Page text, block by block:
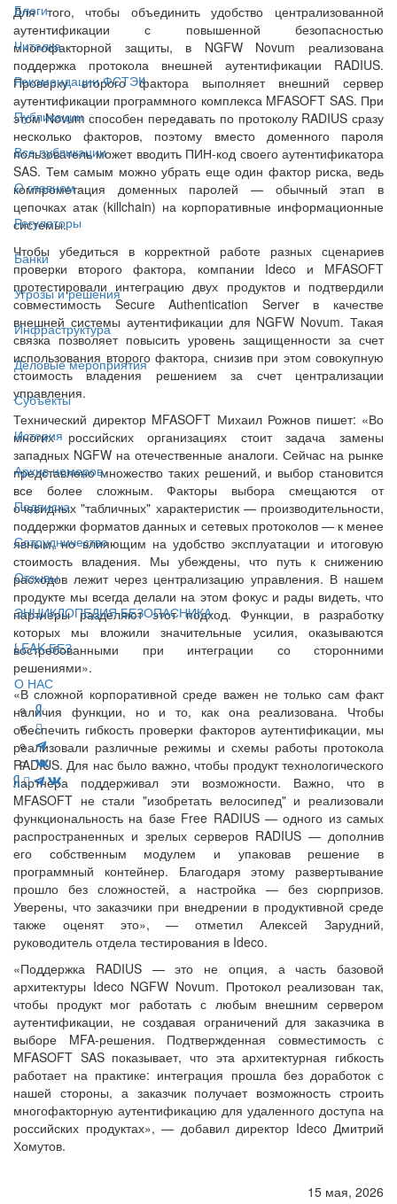
Блоги
Читалка
Рекомендации ФСТЭК
Публикации
Все публикации
О главном
Регуляторы
Банки
Угрозы и решения
Инфраструктура
Деловые мероприятия
Субъекты
История
Архив номеров
Подписка
Сотрудничество
Отзывы
ЭНЦИКЛОПЕДИЯ БЕЗОПАСНИКА
LEAK-БЕЗ
О НАС
Для того, чтобы объединить удобство централизованной
аутентификации с повышенной безопасностью
многофакторной защиты, в NGFW Novum реализована
поддержка протокола внешней аутентификации RADIUS.
Проверку второго фактора выполняет внешний сервер
аутентификации программного комплекса MFASOFT SAS. При
этом Novum способен передавать по протоколу RADIUS сразу
несколько факторов, поэтому вместо доменного пароля
пользователь может вводить ПИН-код своего аутентификатора
SAS. Тем самым можно убрать еще один фактор риска, ведь
компрометация доменных паролей — обычный этап в
цепочках атак (killchain) на корпоративные информационные
системы.
Чтобы убедиться в корректной работе разных сценариев
проверки второго фактора, компании Ideco и MFASOFT
протестировали интеграцию двух продуктов и подтвердили
совместимость Secure Authentication Server в качестве
внешней системы аутентификации для NGFW Novum. Такая
связка позволяет повысить уровень защищенности за счет
использования второго фактора, снизив при этом совокупную
стоимость владения решением за счет централизации
управления.
Технический директор MFASOFT Михаил Рожнов пишет: «Во
многих российских организациях стоит задача замены
западных NGFW на отечественные аналоги. Сейчас на рынке
представлено множество таких решений, и выбор становится
все более сложным. Факторы выбора смещаются от
очевидных "табличных" характеристик — производительности,
поддержки форматов данных и сетевых протоколов — к менее
явным, но влияющим на удобство эксплуатации и итоговую
стоимость владения. Мы убеждены, что путь к снижению
расходов лежит через централизацию управления. В нашем
продукте мы всегда делали на этом фокус и рады видеть, что
партнеры разделяют этот подход. Функции, в разработку
которых мы вложили значительные усилия, оказываются
востребованными при интеграции со сторонними
решениями».
«В сложной корпоративной среде важен не только сам факт
наличия функции, но и то, как она реализована. Чтобы
обеспечить гибкость проверки факторов аутентификации, мы
реализовали различные режимы и схемы работы протокола
RADIUS. Для нас было важно, чтобы продукт технологического
партнера поддерживал эти возможности. Важно, что в
MFASOFT не стали "изобретать велосипед" и реализовали
функциональность на базе Free RADIUS — одного из самых
распространенных и зрелых серверов RADIUS — дополнив
его собственным модулем и упаковав решение в
программный контейнер. Благодаря этому развертывание
прошло без сложностей, а настройка — без сюрпризов.
Уверены, что заказчики при внедрении в продуктивной среде
также оценят это», — отметил Алексей Зарудний,
руководитель отдела тестирования в Ideco.
«Поддержка RADIUS — это не опция, а часть базовой
архитектуры Ideco NGFW Novum. Протокол реализован так,
чтобы продукт мог работать с любым внешним сервером
аутентификации, не создавая ограничений для заказчика в
выборе MFA-решения. Подтвержденная совместимость с
MFASOFT SAS показывает, что эта архитектурная гибкость
работает на практике: интеграция прошла без доработок с
нашей стороны, а заказчик получает возможность строить
многофакторную аутентификацию для удаленного доступа на
российских продуктах», — добавил директор Ideco Дмитрий
Хомутов.
15 мая, 2026